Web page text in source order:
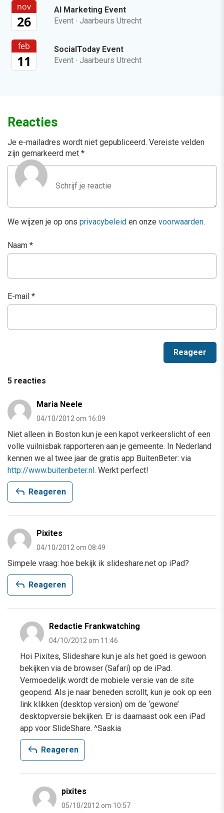
nov
26
AI Marketing Event
Event · Jaarbeurs Utrecht
feb
11
SocialToday Event
Event · Jaarbeurs Utrecht
Reacties
Je e-mailadres wordt niet gepubliceerd. Vereiste velden
zijn gemarkeerd met *
We wijzen je op ons privacybeleid en onze voorwaarden.
Naam *
E-mail *
5 reacties
Maria Neele
04/10/2012 om 16:09
Niet alleen in Boston kun je een kapot verkeerslicht of een
volle vuilnisbak rapporteren aan je gemeente. In Nederland
kennen we al twee jaar de gratis app BuitenBeter: via
http://www.buitenbeter.nl . Werkt perfect!
reply Reageren
Pixites
04/10/2012 om 08:49
Simpele vraag: hoe bekijk ik slideshare.net op iPad?
reply Reageren
Redactie Frankwatching
04/10/2012 om 11:46
Hoi Pixites, Slideshare kun je als het goed is gewoon
bekijken via de browser (Safari) op de iPad.
Vermoedelijk wordt de mobiele versie van de site
geopend. Als je naar beneden scrollt, kun je ook op een
link klikken (desktop version) om de ‘gewone’
desktopversie bekijken. Er is daarnaast ook een iPad
app voor SlideShare. ^Saskia
reply Reageren
pixites
05/10/2012 om 10:57